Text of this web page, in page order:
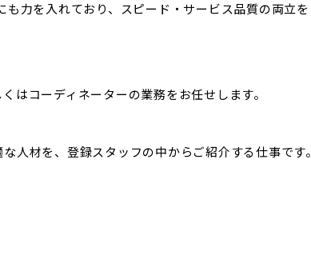
力を入れており、スピード・サービス品質の両立を
はコーディネーターの業務をお任せします。
人材を、登録スタッフの中からご紹介する仕事です。